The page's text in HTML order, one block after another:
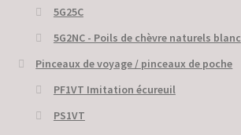
5G25C
5G2NC - Poils de chèvre naturels blanc
Pinceaux de voyage / pinceaux de poche
PF1VT Imitation écureuil
PS1VT